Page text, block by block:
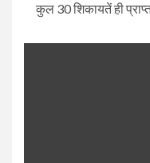
कुल 30 शिकायतें ही